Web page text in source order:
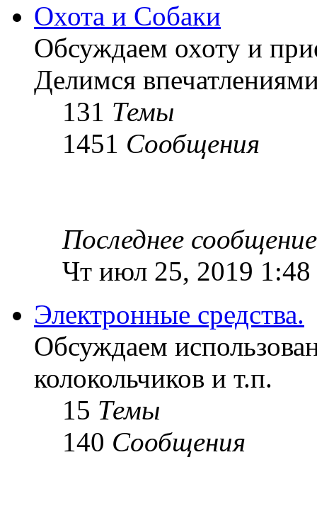
Охота и Собаки
Обсуждаем охоту и
Делимся
131 Темы
1451 Сообщения
Последнее сообщение
Чт июл 25, 2019 1:48
Электронные средства.
Обсуждаем
колокольчиков и т.п.
15 Темы
140 Сообщения